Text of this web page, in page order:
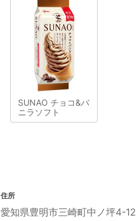
SUNAO チョコ&バ
ニラソフト
住所
愛知県豊明市三崎町中ノ坪4-12